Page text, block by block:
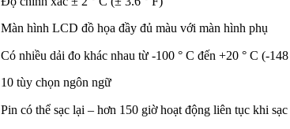
Màn hình LCD đồ họa đầy đủ màu với màn hình phụ
Có nhiều dải đo khác nhau từ -100 ° C đến +20 ° C (-
10 tùy chọn ngôn ngữ
Pin có thể sạc lại – hơn 150 giờ hoạt động liên tục khi sạc